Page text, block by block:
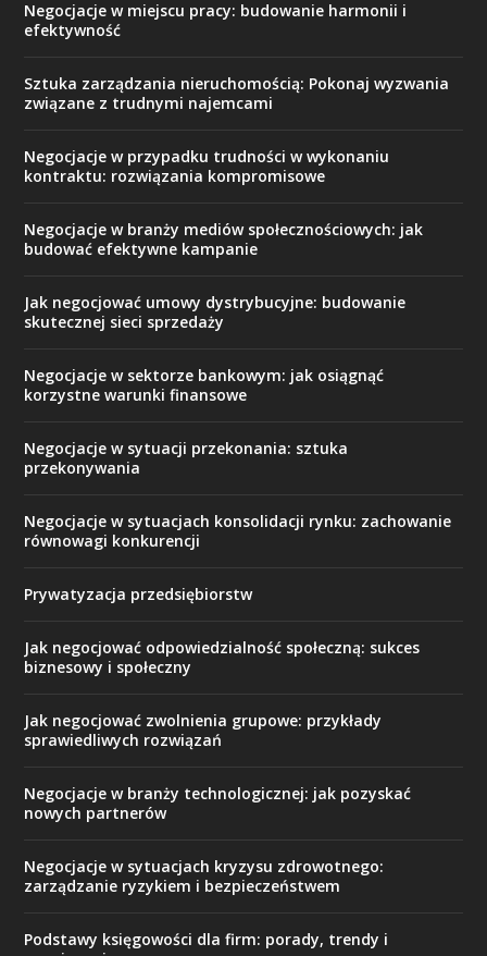
Negocjacje w miejscu pracy: budowanie harmonii i
efektywność
Sztuka zarządzania nieruchomością: Pokonaj wyzwania
związane z trudnymi najemcami
Negocjacje w przypadku trudności w wykonaniu
kontraktu: rozwiązania kompromisowe
Negocjacje w branży mediów społecznościowych: jak
budować efektywne kampanie
Jak negocjować umowy dystrybucyjne: budowanie
skutecznej sieci sprzedaży
Negocjacje w sektorze bankowym: jak osiągnąć
korzystne warunki finansowe
Negocjacje w sytuacji przekonania: sztuka
przekonywania
Negocjacje w sytuacjach konsolidacji rynku: zachowanie
równowagi konkurencji
Prywatyzacja przedsiębiorstw
Jak negocjować odpowiedzialność społeczną: sukces
biznesowy i społeczny
Jak negocjować zwolnienia grupowe: przykłady
sprawiedliwych rozwiązań
Negocjacje w branży technologicznej: jak pozyskać
nowych partnerów
Negocjacje w sytuacjach kryzysu zdrowotnego:
zarządzanie ryzykiem i bezpieczeństwem
Podstawy księgowości dla firm: porady, trendy i